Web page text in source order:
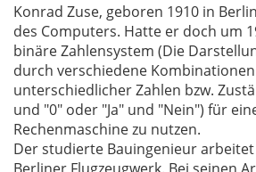
Konrad Zuse, geboren 1910 in
des Computers. Hatte er doch um
binäre Zahlensystem (Die
durch verschiedene
unterschiedlicher Zahlen bzw.
und "0" oder "Ja" und "Nein") für
Rechenmaschine zu nutzen.
Der studierte Bauingenieur